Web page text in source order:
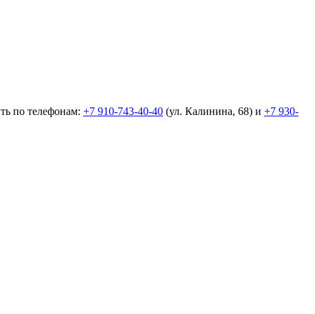
по телефонам: +7 910-743-40-40 (ул. Калинина, 68) и +7 930-